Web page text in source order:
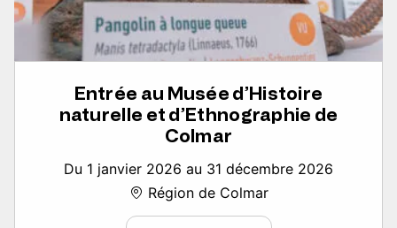
Entrée au Musée d’Histoire
naturelle et d’Ethnographie de
Colmar
Du 1 janvier 2026 au 31 décembre 2026
Région de Colmar